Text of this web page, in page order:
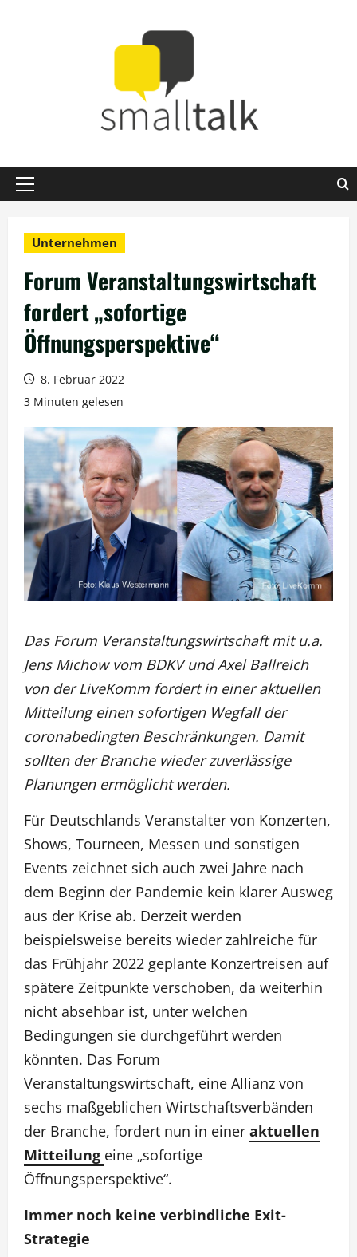
Primäres
Unternehmen
Forum Veranstaltungswirtschaft
fordert „sofortige
Öffnungsperspektive“
8. Februar 2022
3 Minuten gelesen
Das Forum Veranstaltungswirtschaft mit u.a.
Jens Michow vom BDKV und Axel Ballreich
von der LiveKomm fordert in einer aktuellen
Mitteilung einen sofortigen Wegfall der
coronabedingten Beschränkungen. Damit
sollten der Branche wieder zuverlässige
Planungen ermöglicht werden.
Für Deutschlands Veranstalter von Konzerten,
Shows, Tourneen, Messen und sonstigen
Events zeichnet sich auch zwei Jahre nach
dem Beginn der Pandemie kein klarer Ausweg
aus der Krise ab. Derzeit werden
beispielsweise bereits wieder zahlreiche für
das Frühjahr 2022 geplante Konzertreisen auf
spätere Zeitpunkte verschoben, da weiterhin
nicht absehbar ist, unter welchen
Bedingungen sie durchgeführt werden
könnten. Das Forum
Veranstaltungswirtschaft, eine Allianz von
sechs maßgeblichen Wirtschaftsverbänden
der Branche, fordert nun in einer aktuellen
Mitteilung eine „sofortige
Öffnungsperspektive“.
Immer noch keine verbindliche Exit-
Strategie